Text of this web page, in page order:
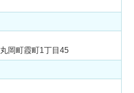
岡町霞町1丁目45